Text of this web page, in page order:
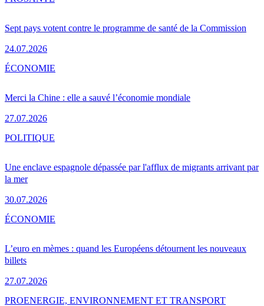
Sept pays votent contre le programme de santé de la Commission
24.07.2026
Merci la Chine : elle a sauvé l’économie mondiale
27.07.2026
ÉCONOMIE
Une enclave espagnole dépassée par l'afflux de migrants arrivant par
la mer
30.07.2026
POLITIQUE
L’euro en mèmes : quand les Européens détournent les nouveaux
billets
27.07.2026
ÉCONOMIE
PROENERGIE, ENVIRONNEMENT ET TRANSPORT